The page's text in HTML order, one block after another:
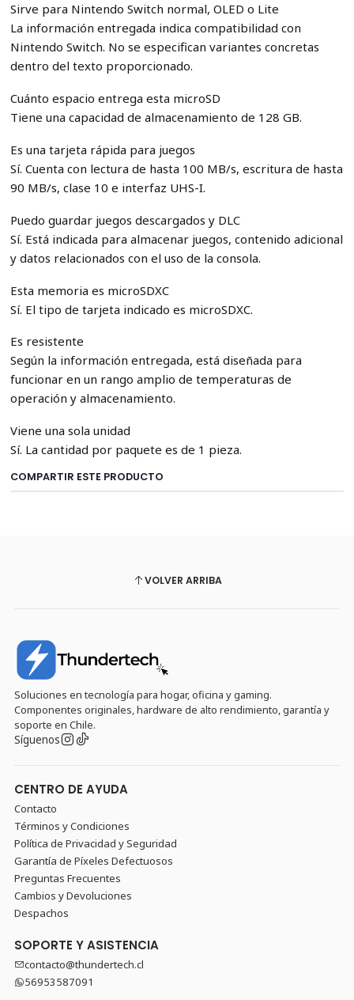
Sirve para Nintendo Switch normal, OLED o Lite
La información entregada indica compatibilidad con
Nintendo Switch. No se especifican variantes concretas
dentro del texto proporcionado.
Cuánto espacio entrega esta microSD
Tiene una capacidad de almacenamiento de 128 GB.
Es una tarjeta rápida para juegos
Sí. Cuenta con lectura de hasta 100 MB/s, escritura de hasta
90 MB/s, clase 10 e interfaz UHS-I.
Puedo guardar juegos descargados y DLC
Sí. Está indicada para almacenar juegos, contenido adicional
y datos relacionados con el uso de la consola.
Esta memoria es microSDXC
Sí. El tipo de tarjeta indicado es microSDXC.
Es resistente
Según la información entregada, está diseñada para
funcionar en un rango amplio de temperaturas de
operación y almacenamiento.
Viene una sola unidad
Sí. La cantidad por paquete es de 1 pieza.
COMPARTIR ESTE PRODUCTO
VOLVER ARRIBA
Soluciones en tecnología para hogar, oficina y gaming.
Componentes originales, hardware de alto rendimiento, garantía y
soporte en Chile.
Síguenos
CENTRO DE AYUDA
Contacto
Términos y Condiciones
Política de Privacidad y Seguridad
Garantía de Píxeles Defectuosos
Preguntas Frecuentes
Cambios y Devoluciones
Despachos
SOPORTE Y ASISTENCIA
contacto@thundertech.cl
56953587091